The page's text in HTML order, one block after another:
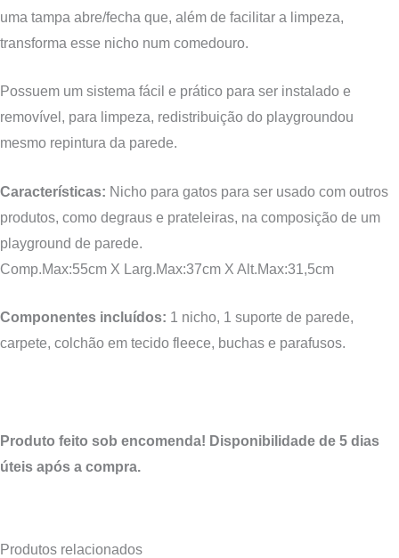
uma tampa abre/fecha que, além de facilitar a limpeza,
transforma esse nicho num comedouro.
Possuem um sistema fácil e prático para ser instalado e
removíve , para limpeza, redistribuição do playgroundou
mesmo repintura da parede.
Características: Nicho para gatos para ser usado com outros
produtos, como degraus e prateleiras, na composição de um
playground de parede.
Comp.Max:55cm X Larg.Max:37cm X Alt.Max:31,5cm
Componentes incluídos: 1 nicho, 1 suporte de parede,
carpete, colchão em tecido fleece, buchas e parafusos.
Produto feito sob encomenda! Disponibilidade de 5 dias
úteis após a compra.
Produtos relacionados